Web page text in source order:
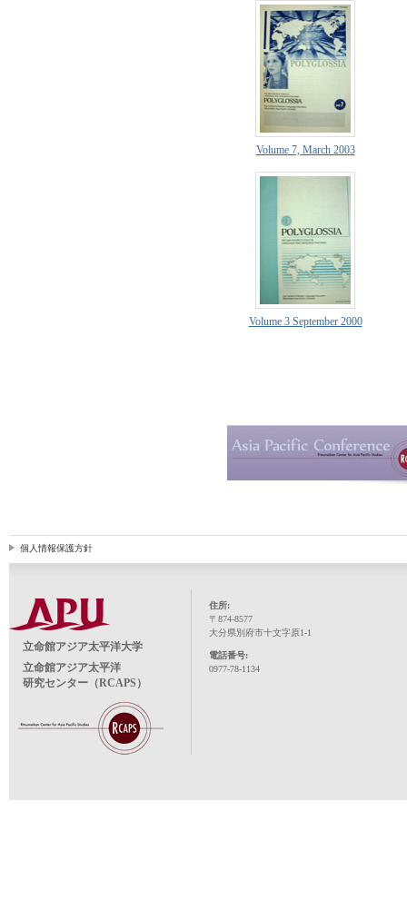
Volume 7, March 2003
Volume 3 September 2000
個人情報保護方針
立命館アジア太平洋大学
立命館アジア太平洋
研究センター（RCAPS）
住所:
〒874-8577
大分県別府市十文字原1-1
電話番号:
0977-78-1134